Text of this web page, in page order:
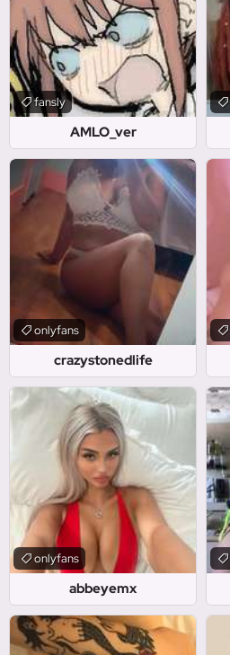
AMLO_ver
fansly
crazystonedlife
onlyfans
abbeyemx
onlyfans